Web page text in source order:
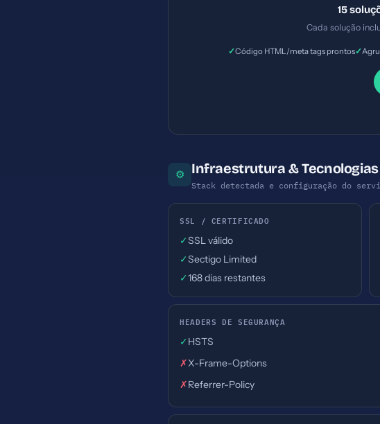
15
Cada solução
✓Código HTML/meta tags prontos✓
⚙ Infraestrutura &
Stack detectada e configuração do
SSL / CERTIFICADO
✓SSL válido
✓Sectigo Limited
✓168 dias restantes
HEADERS DE SEGURANÇA
✓ HSTS
✗X-Frame-Options
✗Referrer-Policy